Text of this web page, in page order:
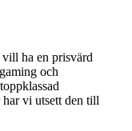
ha en prisvärd
och
vi utsett den till